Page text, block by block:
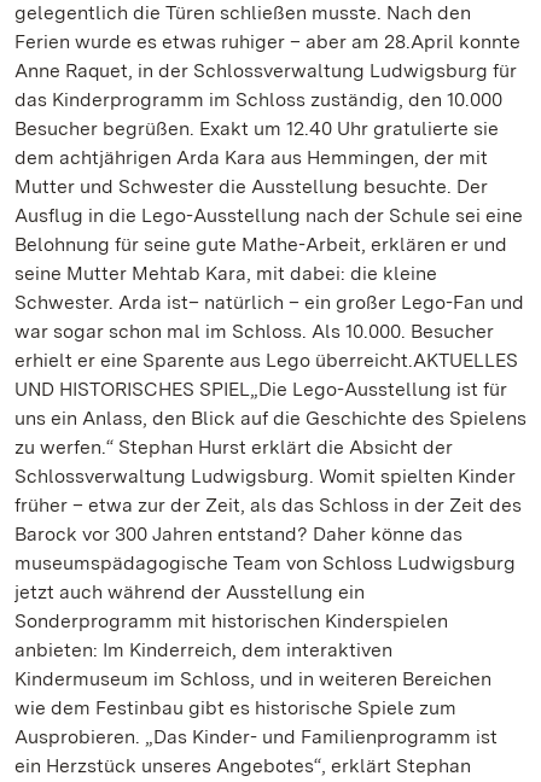
gelegentlich die Türen schließen musste. Nach den
Ferien wurde es etwas ruhiger – aber am 28.April konnte
Anne Raquet, in der Schlossverwaltung Ludwigsburg für
das Kinderprogramm im Schloss zuständig, den 10.000
Besucher begrüßen. Exakt um 12.40 Uhr gratulierte sie
dem achtjährigen Arda Kara aus Hemmingen, der mit
Mutter und Schwester die Ausstellung besuchte. Der
Ausflug in die Lego-Ausstellung nach der Schule sei eine
Belohnung für seine gute Mathe-Arbeit, erklären er und
seine Mutter Mehtab Kara, mit dabei: die kleine
Schwester. Arda ist– natürlich – ein großer Lego-Fan und
war sogar schon mal im Schloss. Als 10.000. Besucher
erhielt er eine Sparente aus Lego überreicht.AKTUELLES
UND HISTORISCHES SPIEL„Die Lego-Ausstellung ist für
uns ein Anlass, den Blick auf die Geschichte des Spielens
zu werfen.“ Stephan Hurst erklärt die Absicht der
Schlossverwaltung Ludwigsburg. Womit spielten Kinder
früher – etwa zur der Zeit, als das Schloss in der Zeit des
Barock vor 300 Jahren entstand? Daher könne das
museumspädagogische Team von Schloss Ludwigsburg
jetzt auch während der Ausstellung ein
Sonderprogramm mit historischen Kinderspielen
anbieten: Im Kinderreich, dem interaktiven
Kindermuseum im Schloss, und in weiteren Bereichen
wie dem Festinbau gibt es historische Spiele zum
Ausprobieren. „Das Kinder- und Familienprogramm ist
ein Herzstück unseres Angebotes“, erklärt Stephan